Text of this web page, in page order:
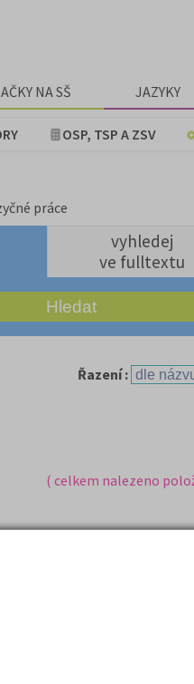
NA SŠ JAZYKY
OSP, TSP A ZSV
práce
vyhledej
ve fulltextu
Řazení :
( celkem nalezeno
Kdy vysoké